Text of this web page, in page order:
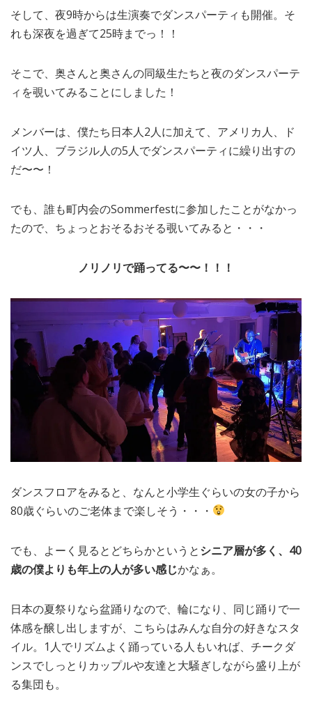
そして、夜9時からは生演奏でダンスパーティも開催。そ
れも深夜を過ぎて25時までっ！！
そこで、奥さんと奥さんの同級生たちと夜のダンスパーテ
ィを覗いてみることにしました！
メンバーは、僕たち日本人2人に加えて、アメリカ人、ド
イツ人、ブラジル人の5人でダンスパーティに繰り出すの
だ〜〜！
でも、誰も町内会のSommerfestに参加したことがなかっ
たので、ちょっとおそるおそる覗いてみると・・・
ノリノリで踊ってる〜〜！！！
ダンスフロアをみると、なんと小学生ぐらいの女の子から
80歳ぐらいのご老体まで楽しそう・・・
でも、よーく見るとどちらかというとシニア層が多く、40
歳の僕よりも年上の人が多い感じかなぁ。
日本の夏祭りなら盆踊りなので、輪になり、同じ踊りで一
体感を醸し出しますが、こちらはみんな自分の好きなスタ
イル。1人でリズムよく踊っている人もいれば、チークダ
ンスでしっとりカップルや友達と大騒ぎしながら盛り上が
る集団も。